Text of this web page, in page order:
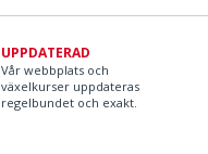
UPPDATERAD
Vår webbplats och
växelkurser uppdateras
regelbundet och exakt.